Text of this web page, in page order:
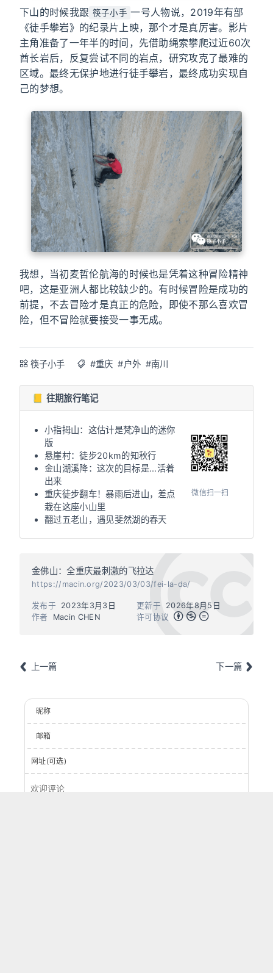
下山的时候我跟 筷子小手 一号人物说，2019年有部
《徒手攀岩》的纪录片上映，那个才是真厉害。影片
主角准备了一年半的时间，先借助绳索攀爬过近60次
酋长岩后，反复尝试不同的岩点，研究攻克了最难的
区域。最终无保护地进行徒手攀岩，最终成功实现自
己的梦想。
我想，当初麦哲伦航海的时候也是凭着这种冒险精神
吧，这是亚洲人都比较缺少的。有时候冒险是成功的
前提，不去冒险才是真正的危险，即使不那么喜欢冒
险，但不冒险就要接受一事无成。
筷子小手 #重庆 #户外 #南川
📒 往期旅行笔记
小指拇山：这估计是梵净山的迷你
版
悬崖村：徒步20km的知秋行
金山湖溪降：这次的目标是...活着
出来
重庆徒步翻车！暴雨后进山，差点
栽在这座小山里
翻过五老山，遇见斐然湖的春天
微信扫一扫
金佛山：全重庆最刺激的飞拉达
https://macin.org/2023/03/03/fei-la-da/
作者 Macin CHEN
发布于 2023年3月3日 更新于
2026年8月5日
许可协议
上一篇 下一篇
昵称
邮箱
网址(可选)